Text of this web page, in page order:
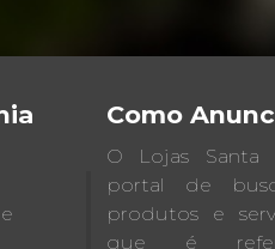
Como
O Lojas
portal de
produtos e
que é